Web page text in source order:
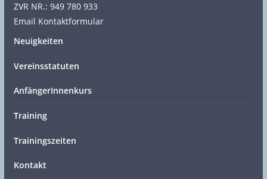
ZVR NR.: 949 780 933
Email Kontaktformular
Neuigkeiten
Vereinsstatuten
AnfängerInnenkurs
Training
Trainingszeiten
Kontakt